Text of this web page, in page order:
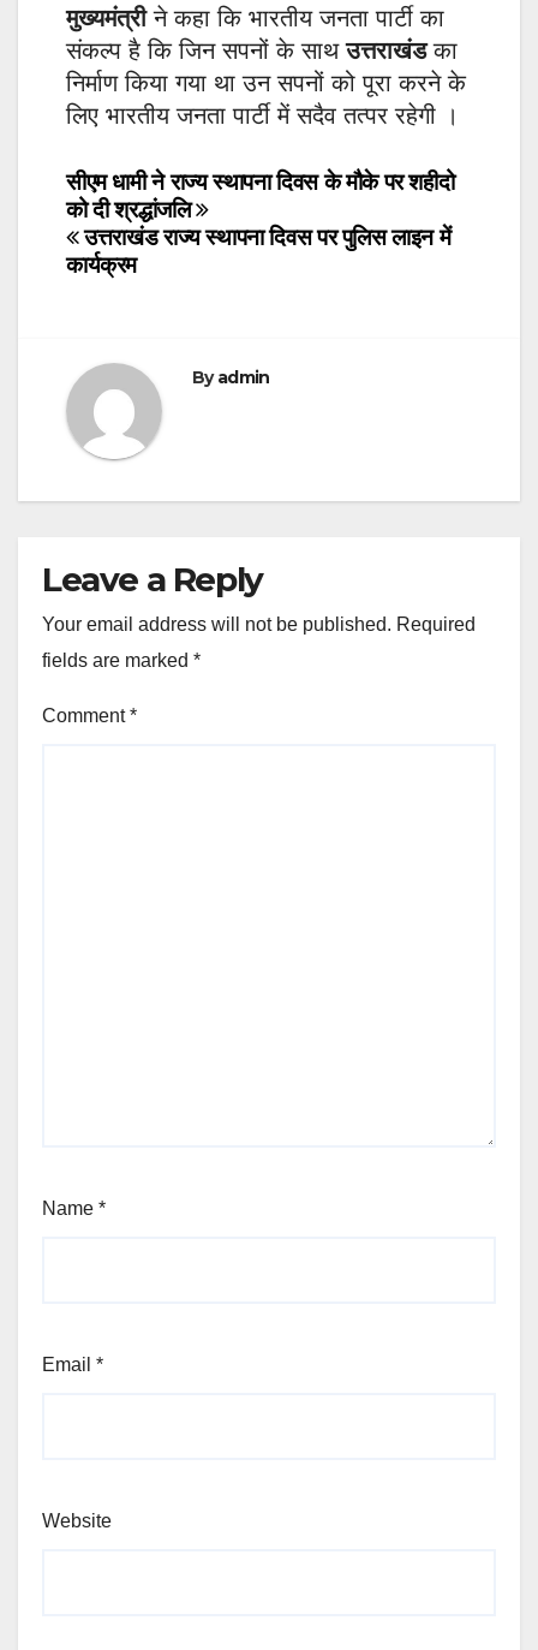
मुख्यमंत्रीने कहा कि भारतीय जनता पार्टी का
संकल्प है कि जिन सपनों के साथउत्तराखंडका
निर्माण किया गया था उन सपनों को पूरा करने के
लिए भारतीय जनता पार्टी में सदैव तत्पर रहेगी ।
Post
navigation
सीएम धामी ने राज्य स्थापना दिवस के मौके पर शहीदो
को दी श्रद्धांजलि
उत्तराखंड राज्य स्थापना दिवस पर पुलिस लाइन में
कार्यक्रम
Byadmin
Leave a Reply
Your email address will not be published. Required
fields are marked *
Comment*
Name *
Email *
Website